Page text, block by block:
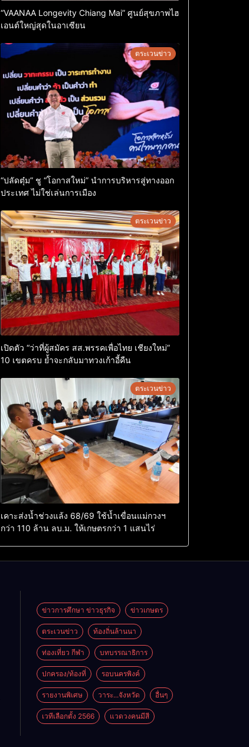
“VAANAA Longevity Chiang Mai” ศูนย์สุขภาพไฮ
เอนต์ใหญ่สุดในอาเซียน
ตระเวนข่าว
“ปลัดตุ๋ม” ชู “โอกาสใหม่” นำการบริหารสู่ทางออก
ประเทศ ไม่ใช่เล่นการเมือง
ตระเวนข่าว
เปิดตัว “ว่าที่ผู้สมัคร สส.พรรคเพื่อไทย เชียงใหม่”
10 เขตครบ ย้ำจะกลับมาทวงเก้าอี้คืน
ตระเวนข่าว
เคาะส่งน้ำช่วงแล้ง 68/69 ใช้น้ำเขื่อนแม่กวงฯ
กว่า 110 ล้าน ลบ.ม. ให้เกษตรกว่า 1 แสนไร่
ข่าวการศึกษา ข่าวธุรกิจ ข่าวเกษตร
ตระเวนข่าว ท้องถิ่นล้านนา
ท่องเที่ยว กีฬา บทบรรณาธิการ
ปกครอง/ท้องที่ รอบนครพิงค์
รายงานพิเศษ วาระ...จังหวัด อื่นๆ
เวทีเลือกตั้ง 2566 แวดวงคนมีสี